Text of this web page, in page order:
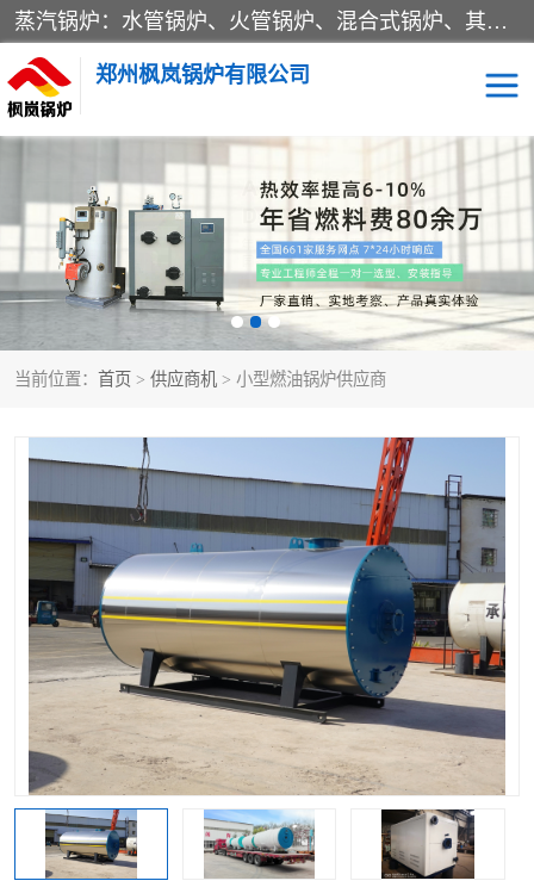
蒸汽锅炉：水管锅炉、火管锅炉、混合式锅炉、其他蒸汽锅炉； 热水锅炉：家用型集中供暖用热水锅炉、其他热水锅炉； 有机热载体锅炉； 船用蒸汽锅炉； （锅炉用辅助设备及装置）蒸汽冷凝器：表面冷凝器、混合式冷凝器、空冷式冷凝器、其他蒸汽冷凝器； 锅炉用辅助设备：节热器、蒸汽收集器、蓄能器、烟垢清除器、气体回收器、泥渣刮除器、空气预热器、其他锅炉用辅助设备；
郑州枫岚锅炉有限公司
当前位置： 首页 > 供应商机 > 小型燃油锅炉供应商